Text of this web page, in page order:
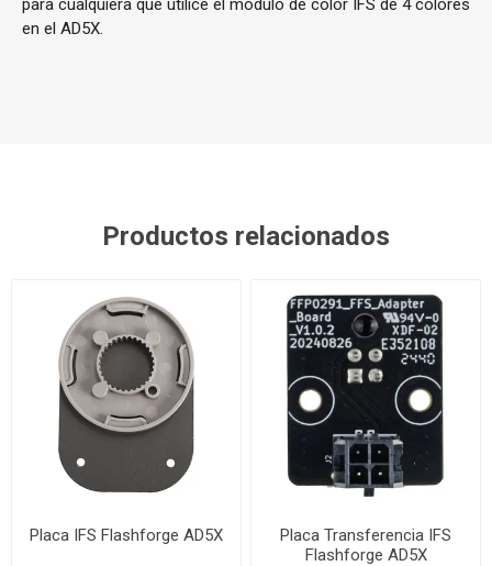
para cualquiera que utilice el módulo de color IFS de 4 colores
en el AD5X.
Productos relacionados
Placa IFS Flashforge AD5X
Placa Transferencia IFS
Flashforge AD5X